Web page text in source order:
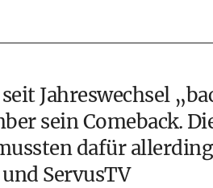
Jahreswechsel
sein Comeback.
dafür
ServusTV